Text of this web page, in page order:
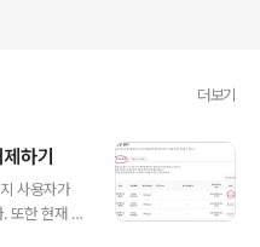
더보기
하기
사용자가
또한 현재 로